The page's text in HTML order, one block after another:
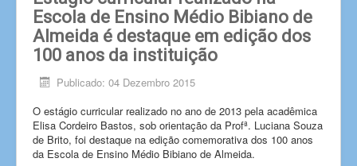
Escola de Ensino Médio Bibiano de
Almeida é destaque em edição dos
100 anos da instituição
Publicado: 04 Dezembro 2015
O estágio curricular realizado no ano de 2013 pela acadêmica
Elisa Cordeiro Bastos, sob orientação da Profª. Luciana Souza
de Brito, foi destaque na edição comemorativa dos 100 anos
da Escola de Ensino Médio Bibiano de Almeida.